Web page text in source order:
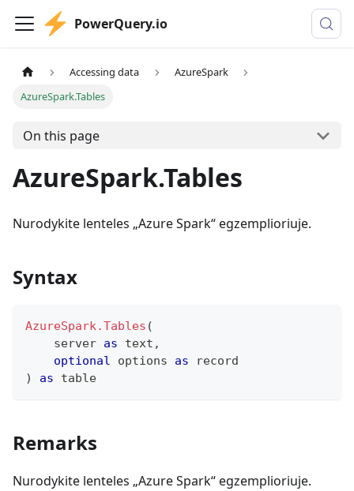
PowerQuery.io
Accessing data
AzureSpark
AzureSpark.Tables
On this page
AzureSpark.Tables
Nurodykite lenteles „Azure Spark“ egzemplioriuje.
Syntax
AzureSpark.Tables (
    server
as text ,
optional options as
record
)
as table
Remarks
Nurodykite lenteles „Azure Spark“ egzemplioriuje.